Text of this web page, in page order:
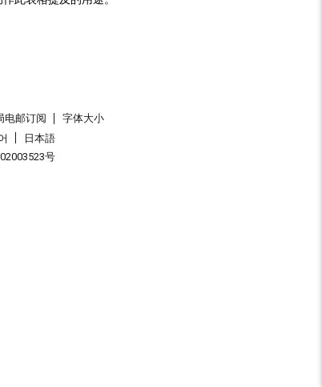
电邮订阅
字体大小
日本語
号